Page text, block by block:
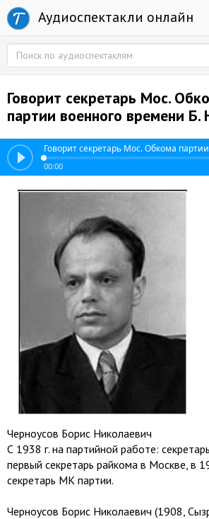
Аудиоспектакли онлайн
Говорит секретарь Мос.
партии военного времени Б.
Говорит секретарь Мос. Обкома
00:00
Черноусов Борис Николаевич
С 1938 г. на партийной работе:
первый секретарь райкома в Москве, в
секретарь МК партии.
Черноусов Борис Николаевич (1908,